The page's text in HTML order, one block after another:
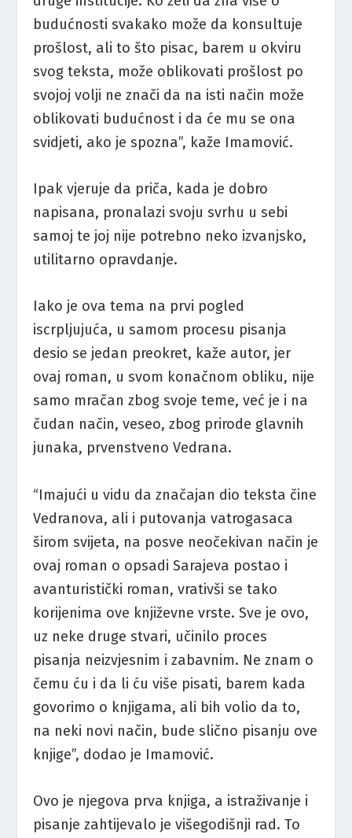
budućnosti svakako može da konsultuje
prošlost, ali to što pisac, barem u okviru
svog teksta, može oblikovati prošlost po
svojoj volji ne znači da na isti način može
oblikovati budućnost i da će mu se ona
svidjeti, ako je spozna”, kaže Imamović.
Ipak vjeruje da priča, kada je dobro
napisana, pronalazi svoju svrhu u sebi
samoj te joj nije potrebno neko izvanjsko,
utilitarno opravdanje.
Iako je ova tema na prvi pogled
iscrpljujuća, u samom procesu pisanja
desio se jedan preokret, kaže autor, jer
ovaj roman, u svom konačnom obliku, nije
samo mračan zbog svoje teme, već je i na
čudan način, veseo, zbog prirode glavnih
junaka, prvenstveno Vedrana.
“Imajući u vidu da značajan dio teksta čine
Vedranova, ali i putovanja vatrogasaca
širom svijeta, na posve neočekivan način je
ovaj roman o opsadi Sarajeva postao i
avanturistički roman, vrativši se tako
korijenima ove književne vrste. Sve je ovo,
uz neke druge stvari, učinilo proces
pisanja neizvjesnim i zabavnim. Ne znam o
čemu ću i da li ću više pisati, barem kada
govorimo o knjigama, ali bih volio da to,
na neki novi način, bude slično pisanju ove
knjige”, dodao je Imamović.
Ovo je njegova prva knjiga, a istraživanje i
pisanje zahtijevalo je višegodišnji rad. To